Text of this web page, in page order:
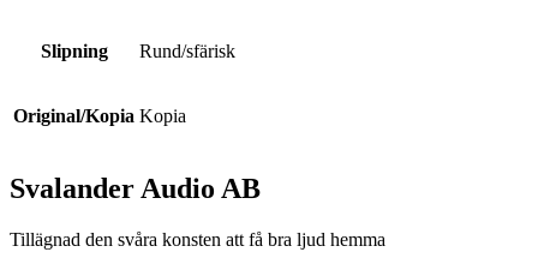
Slipning Rund/sfärisk
Original/Kopia Kopia
Svalander Audio AB
Tillägnad den svåra konsten att få bra ljud hemma